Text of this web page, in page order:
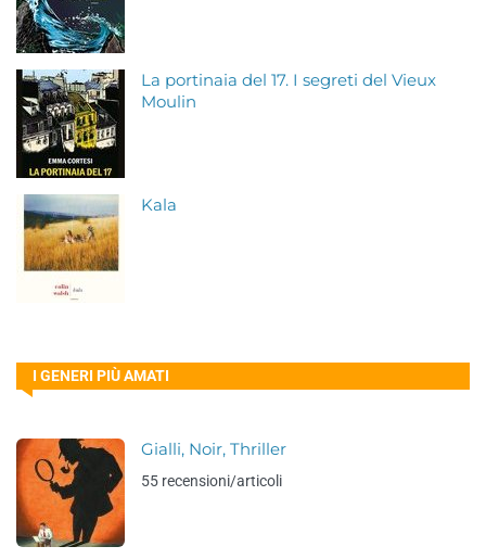
La portinaia del 17. I segreti del Vieux
Moulin
Kala
I GENERI PIÙ AMATI
Gialli, Noir, Thriller
55 recensioni/articoli